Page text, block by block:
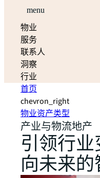
menu
物业
服务
联系人
洞察
行业
首页
chevron_right
物业资产类型
产业与物流地产
引领行
向未来